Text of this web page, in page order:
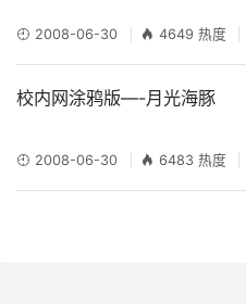
2008-06-30 4649 热度
校内网涂鸦版—-月光海豚
2008-06-30 6483 热度